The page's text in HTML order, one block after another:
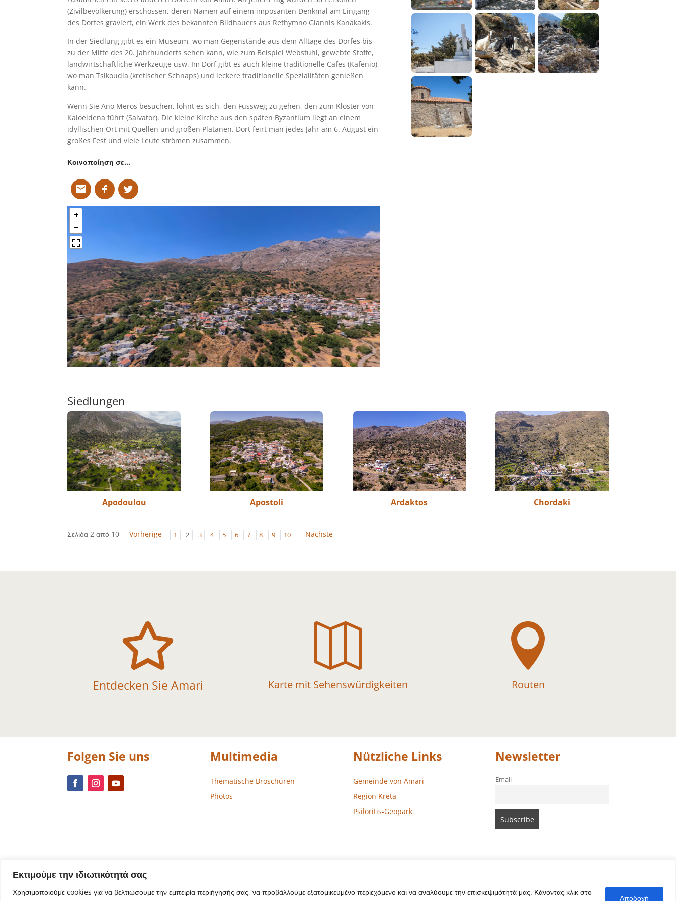
Εκτιμούμε την ιδιωτικότητά σας
Χρησιμοποιούμε cookies για να βελτιώσουμε την εμπειρία περιήγησής σας, να προβάλλουμε εξατομικευμένο περιεχόμενο και να αναλύουμε την επισκεψιμότητά μας. Κάνοντας κλικ στο
Αποδοχή
(Zivilbevölkerung) erschossen, deren Namen auf einem imposanten Denkmal am Eingang
des Dorfes graviert, ein Werk des bekannten Bildhauers aus Rethymno Giannis Kanakakis.
In der Siedlung gibt es ein Museum, wo man Gegenstände aus dem Alltage des Dorfes bis
zu der Mitte des 20. Jahrhunderts sehen kann, wie zum Beispiel Webstuhl, gewebte Stoffe,
landwirtschaftliche Werkzeuge usw. Im Dorf gibt es auch kleine traditionelle Cafes (Kafenio),
wo man Tsikoudia (kretischer Schnaps) und leckere traditionelle Spezialitäten genießen
kann.
Wenn Sie Ano Meros besuchen, lohnt es sich, den Fussweg zu gehen, den zum Kloster von
Kaloeidena führt (Salvator). Die kleine Kirche aus den späten Byzantium liegt an einem
idyllischen Ort mit Quellen und großen Platanen. Dort feirt man jedes Jahr am 6. August ein
großes Fest und viele Leute strömen zusammen.
Κοινοποίηση σε…
Siedlungen
Apodoulou Apostoli Ardaktos Chordaki
Σελίδα 2 από 10 Vorherige 1 2 3 4 5 6 7 8 9 10 Nächste

Entdecken Sie Amari

Karte mit Sehenswürdigkeiten

Routen
Folgen Sie uns Multimedia
Thematische Broschüren
Photos
Nützliche Links
Gemeinde von Amari
Region Kreta
Psiloritis-Geopark
Newsletter
Email